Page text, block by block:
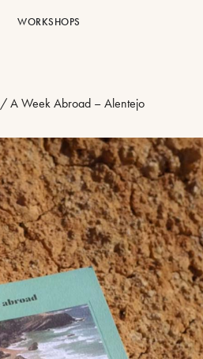
WORKSHOPS
/ A Week Abroad – Alentejo